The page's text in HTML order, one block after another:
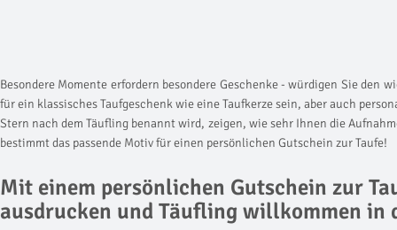
Besondere Momente erfordern besondere Geschenke - würdigen Sie
für ein klassisches Taufgeschenk wie eine Taufkerze sein, aber auch
Stern nach dem Täufling benannt wird, zeigen, wie sehr Ihnen die
bestimmt das passende Motiv für einen persönlichen Gutschein zur Taufe!
Mit einem persönlichen Gutschein zur
ausdrucken und Täufling willkommen in